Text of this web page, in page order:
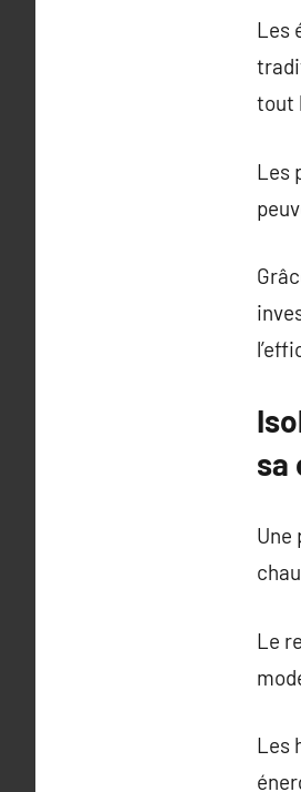
Les
tout
Les
sa
Une
Le
Les